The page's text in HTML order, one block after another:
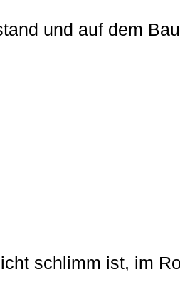
und auf dem
schlimm ist, im